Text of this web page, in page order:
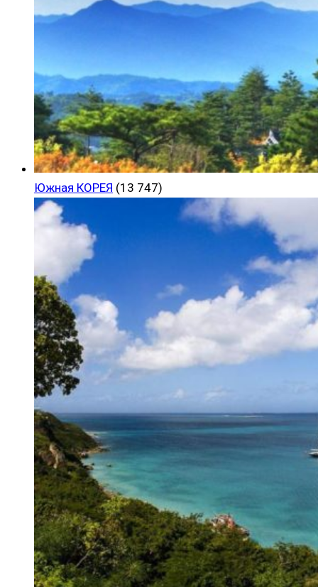
Южная КОРЕЯ (13 747)